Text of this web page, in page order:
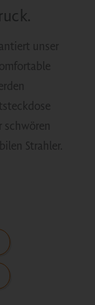
unser
schwören
Strahler.